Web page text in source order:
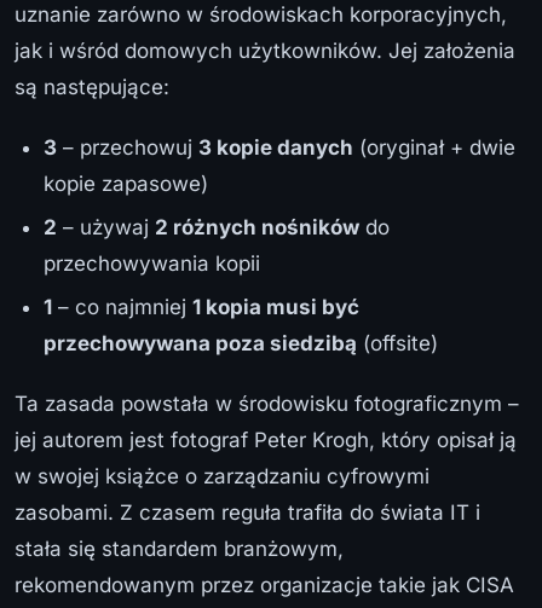
uznanie zarówno w środowiskach korporacyjnych,
jak i wśród domowych użytkowników. Jej założenia
są następujące:
3 – przechowuj 3 kopie danych (oryginał + dwie
kopie zapasowe)
2 – używaj 2 różnych nośników do
przechowywania kopii
1 – co najmniej 1 kopia musi być
przechowywana poza siedzibą (offsite)
Ta zasada powstała w środowisku fotograficznym –
jej autorem jest fotograf Peter Krogh, który opisał ją
w swojej książce o zarządzaniu cyfrowymi
zasobami. Z czasem reguła trafiła do świata IT i
stała się standardem branżowym,
rekomendowanym przez organizacje takie jak CISA